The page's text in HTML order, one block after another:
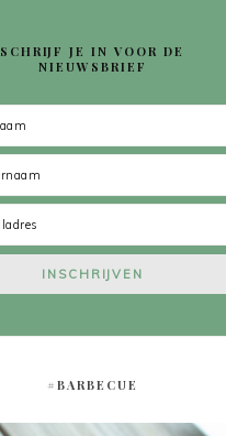
SCHRIJF JE IN VOOR DE
NIEUWSBRIEF
#BARBECUE